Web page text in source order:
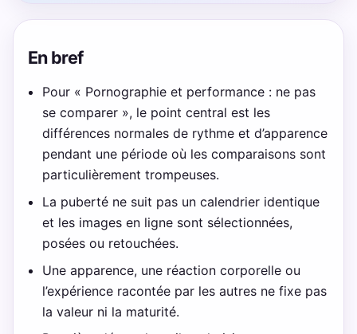
En bref
Pour « Pornographie et performance : ne pas
se comparer », le point central est les
différences normales de rythme et d’apparence
pendant une période où les comparaisons sont
particulièrement trompeuses.
La puberté ne suit pas un calendrier identique
et les images en ligne sont sélectionnées,
posées ou retouchées.
Une apparence, une réaction corporelle ou
l’expérience racontée par les autres ne fixe pas
la valeur ni la maturité.